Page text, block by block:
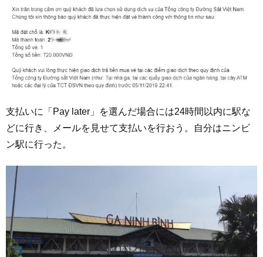
支払いに「Pay later」を選んだ場合には24時間以内に駅な
どに行き、メールを見せて支払いを行おう。自分はニンビ
ン駅に行った。